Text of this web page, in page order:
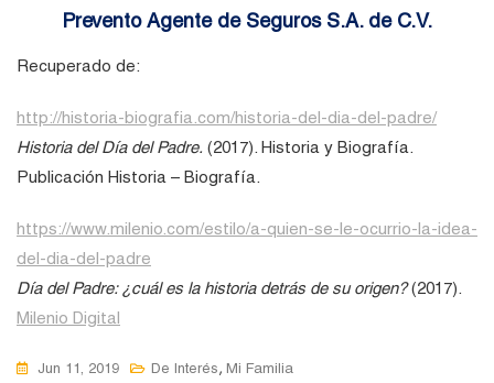
Prevento Agente de Seguros S.A. de C.V.
Recuperado de:
http://historia-biografia.com/historia-del-dia-del-padre/
Historia del Día del Padre. (2017). Historia y Biografía.
Publicación Historia – Biografía.
https://www.milenio.com/estilo/a-quien-se-le-ocurrio-la-idea-
del-dia-del-padre
Día del Padre: ¿cuál es la historia detrás de su origen?(2017).
Milenio Digital
Jun 11, 2019 De Interés, Mi Familia